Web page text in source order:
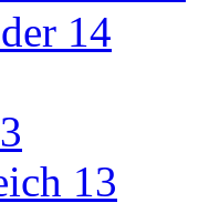
14
13